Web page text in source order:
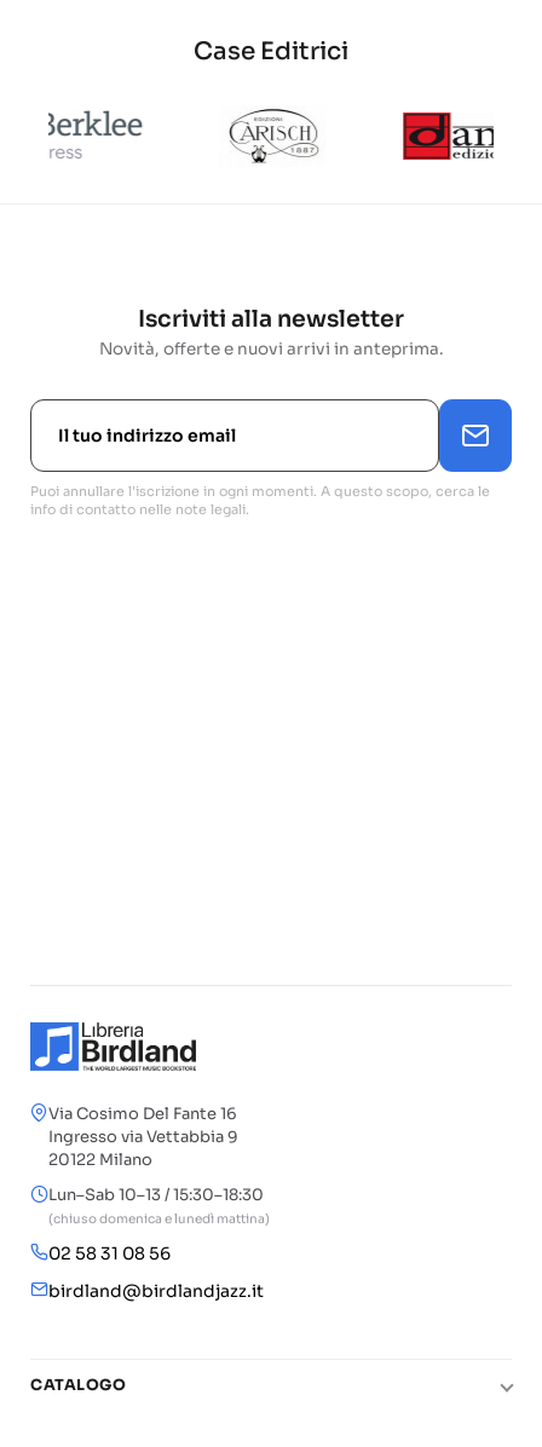
Case Editrici
Iscriviti alla newsletter
Novità, offerte e nuovi arrivi in anteprima.
Puoi annullare l'iscrizione in ogni momenti. A questo scopo, cerca le
info di contatto nelle note legali.
Via Cosimo Del Fante 16
Ingresso via Vettabbia 9
20122 Milano
Lun–Sab 10–13 / 15:30–18:30
(chiuso domenica e lunedì mattina)
02 58 31 08 56
birdland@birdlandjazz.it
CATALOGO